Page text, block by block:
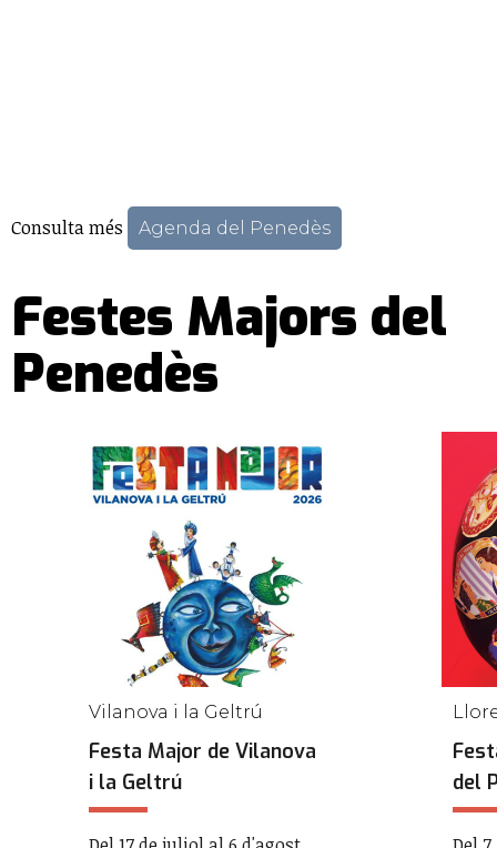
Consulta més Agenda del Penedès
Festes Majors del
Penedès
Vilanova i la Geltrú
Festa Major de Vilanova
i la Geltrú
del